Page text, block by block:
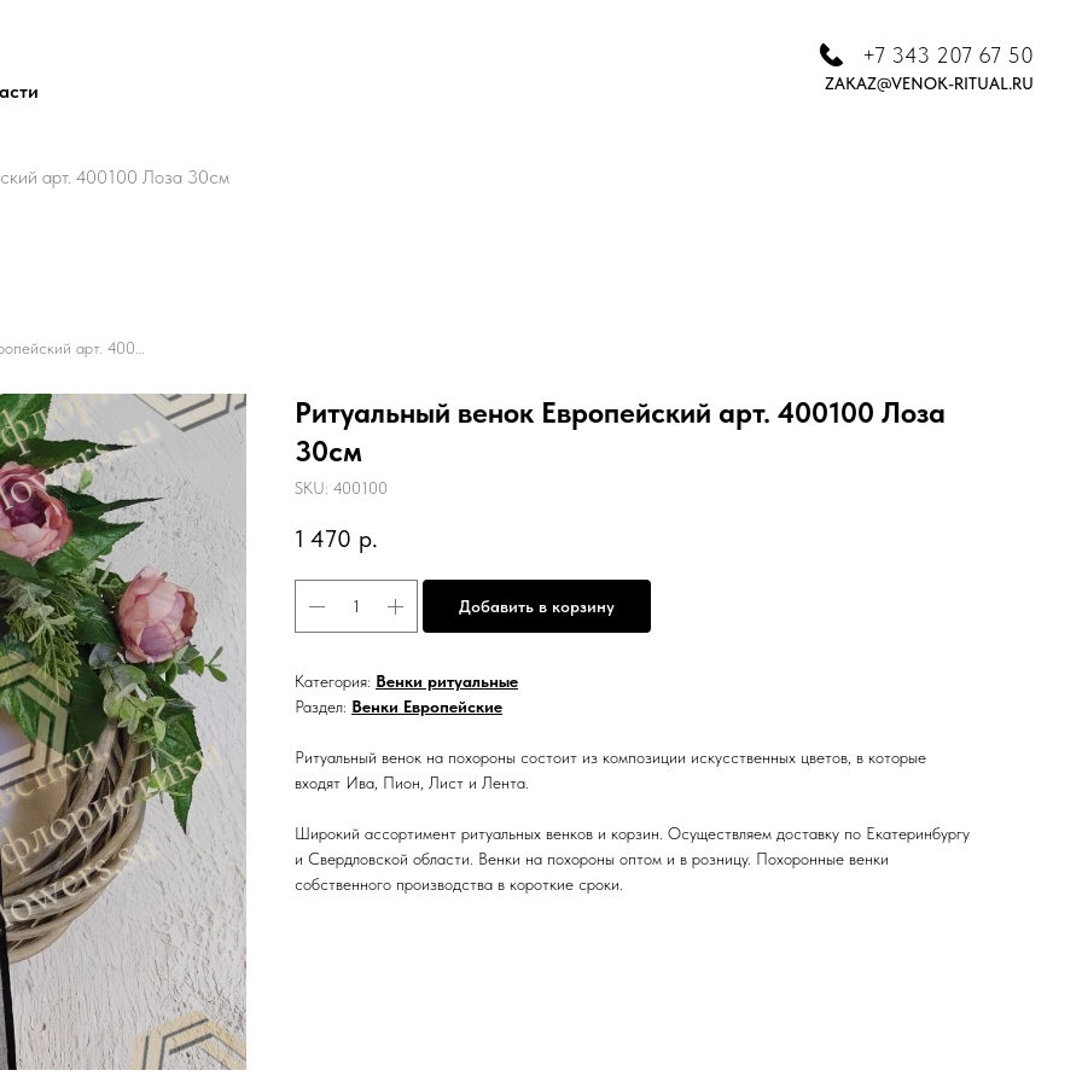
+7 343 207 67 50
ZAKAZ@VENOK-RITUAL.RU
арт. 400100 Лоза 30см
Ритуальный венок Европейский арт. 400100 Лоза
30см
SKU: 400100
1 470 р.
Добавить в корзину
Категория: Венки ритуальные
Раздел: Венки Европейские
Ритуальный венок на похороны состоит из композиции искусственных цветов, в которые
входят Ива, Пион, Лист и Лента.
Широкий ассортимент ритуальных венков и корзин. Осуществляем доставку по Екатеринбургу
и Свердловской области. Венки на похороны оптом и в розницу. Похоронные венки
собственного производства в короткие сроки.